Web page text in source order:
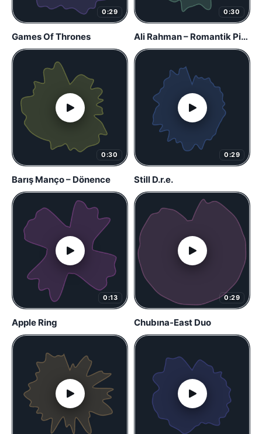
0:29
Games Of Thrones
0:30
Ali Rahman – Romantik Piyano
0:30
Barış Manço – Dönence
0:29
Still D.r.e.
0:13
Apple Ring
0:29
Chubına-East Duo